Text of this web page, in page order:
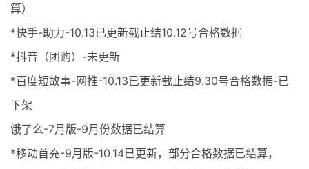
算）
*快手-助力-10.13已更新截止结10.12号合格数据
*抖音（团购）-未更新
*百度短故事-网推-10.13已更新截止结9.30号合格数据-已
下架
饿了么-7月版-9月份数据已结算
*移动首充-9月版-10.14已更新，部分合格数据已结算，